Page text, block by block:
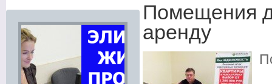
Помещения
аренду